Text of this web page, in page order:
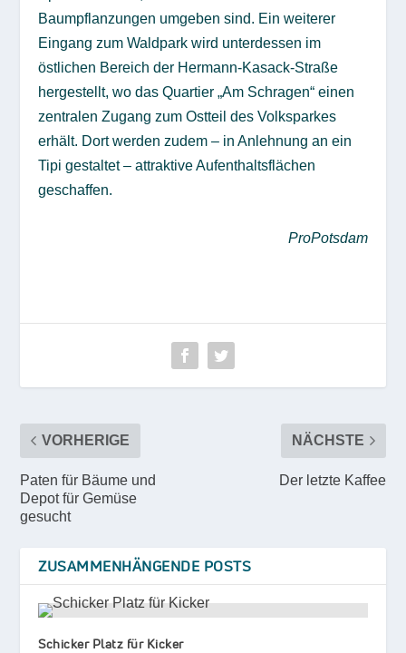
Baumpflanzungen umgeben sind. Ein weiterer
Eingang zum Waldpark wird unterdessen im
östlichen Bereich der Hermann-Kasack-Straße
hergestellt, wo das Quartier „Am Schragen“ einen
zentralen Zugang zum Ostteil des Volksparkes
erhält. Dort werden zudem – in Anlehnung an ein
Tipi gestaltet – attraktive Aufenthaltsflächen
geschaffen.
ProPotsdam
VORHERIGE
Paten für Bäume und
Depot für Gemüse
gesucht
NÄCHSTE
Der letzte Kaffee
ZUSAMMENHÄNGENDE POSTS
Schicker Platz für Kicker